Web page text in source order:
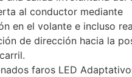
al conductor mediante
en el volante e incluso
de dirección hacia la
faros LED